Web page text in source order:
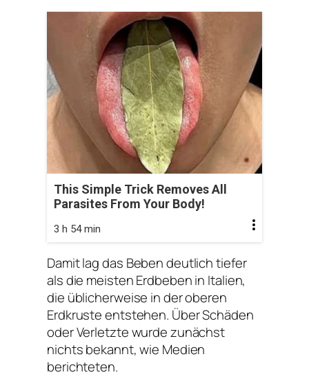
This Simple Trick Removes All
Parasites From Your Body!
3 h 54 min
Damit lag das Beben deutlich tiefer
als die meisten Erdbeben in Italien,
die üblicherweise in der oberen
Erdkruste entstehen. Über Schäden
oder Verletzte wurde zunächst
nichts bekannt, wie Medien
berichteten.